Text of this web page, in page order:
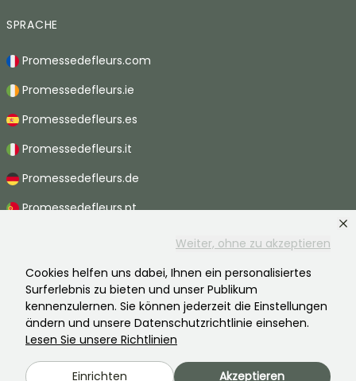
Weiter, ohne zu akzeptieren
Cookies helfen uns dabei, Ihnen ein personalisiertes
Surferlebnis zu bieten und unser Publikum
kennenzulernen. Sie können jederzeit die Einstellungen
ändern und unsere Datenschutzrichtlinie einsehen.
Lesen Sie unsere Richtlinien
Einrichten Akzeptieren
SPRACHE
Promessedefleurs.com
Promessedefleurs.ie
Promessedefleurs.es
Promessedefleurs.it
Promessedefleurs.de
Promessedefleurs.pt
Promessedefleurs.be
Promessedefleurs.ch
2026 ©Promesse de fleurs - Alle Rechte vorbehalten.